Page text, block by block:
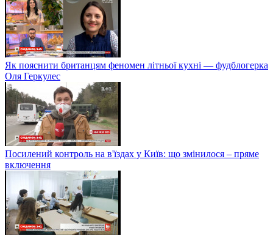
Як пояснити британцям феномен літньої кухні — фудблогерка
Оля Геркулес
Посилений контроль на в'їздах у Київ: що змінилося – пряме
включення